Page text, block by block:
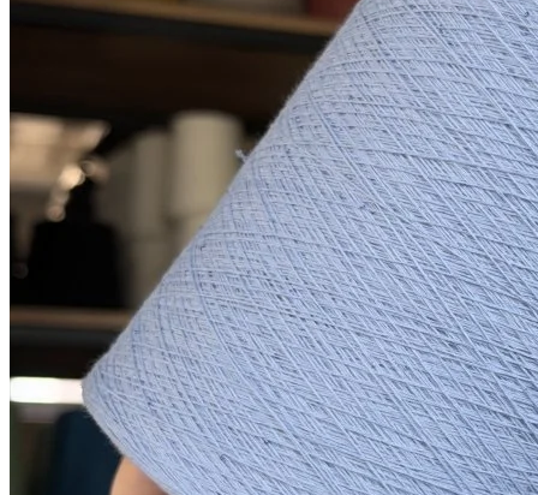
В наличии 735 гр
васильковый
Показать еще
© 2026
Мы в соцсетях
Мы используем файлы cookie,
чтобы улучшить работу сайта и предоставить вам
больше возможностей. Также, к сайту подключен сервис
веб аналитики Яндекс Метрика, использующий cookie.
Продолжая использовать сайт, вы соглашаетесь с